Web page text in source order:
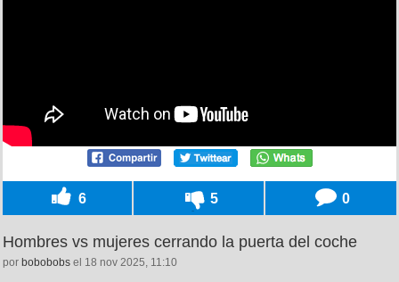
6 5 0
Hombres vs mujeres cerrando la puerta del coche
por bobobobs el 18 nov 2025, 11:10